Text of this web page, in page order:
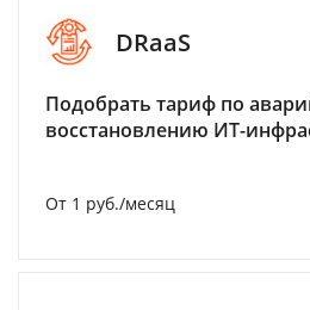
DRaaS
Подобрать тариф по
восстановлению ИТ-
От 1 руб./месяц